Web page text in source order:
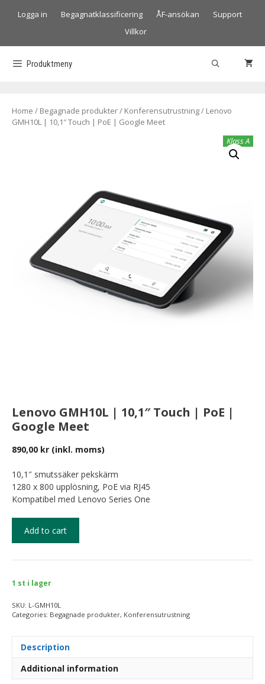
Logga in Begagnatklassificering ÅF-ansökan
Support
Villkor
Produktmeny
Home / Begagnade produkter/ Konferensutrustning/ Lenovo
GMH10L | 10,1″ Touch | PoE | Google Meet
Lenovo GMH10L | 10,1″ Touch | PoE |
Google Meet
890,00 kr (inkl. moms)
10,1″ smutssäker pekskärm
1280 x 800 upplösning, PoE via RJ45
Kompatibel med Lenovo Series One
Add to cart
1 st i lager
SKU: L-GMH10L
Categories: Begagnade produkter, Konferensutrustning
Klass A
Description
Additional information